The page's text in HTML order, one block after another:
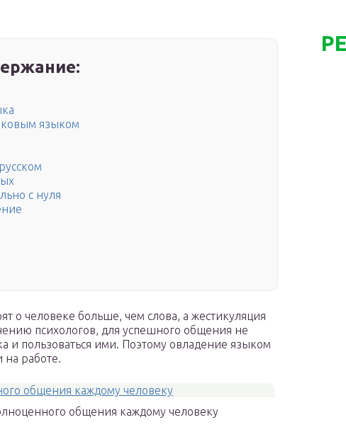
языком
с нуля
о человеке больше, чем слова, а жестикуляция
психологов, для успешного общения не
и пользоваться ими. Поэтому овладение языком
работе.
общения каждому человеку